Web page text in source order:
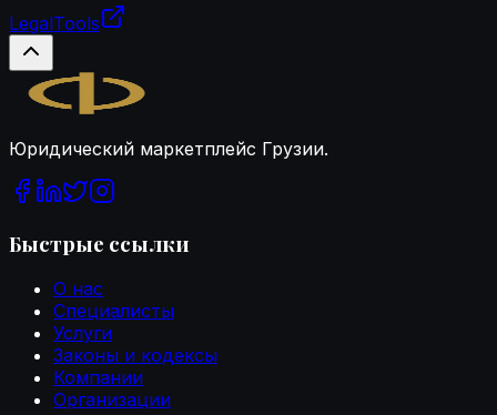
LegalTools
Загрузка аккаунта
Юридический маркетплейс Грузии.
Быстрые ссылки
О нас
Специалисты
Услуги
Законы и кодексы
Компании
Организации